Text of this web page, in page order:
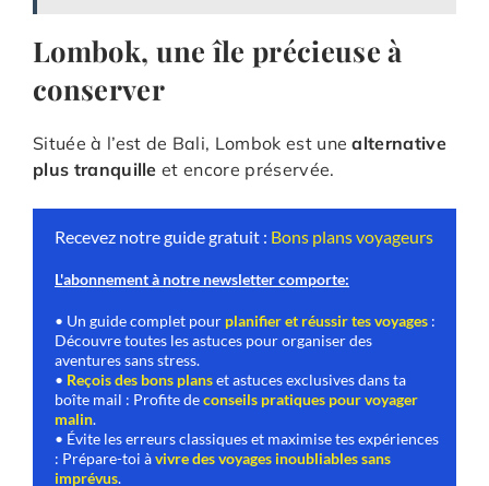
Lombok, une île précieuse à
conserver
Située à l’est de Bali, Lombok est unealternative
plus tranquille et encore préservée.